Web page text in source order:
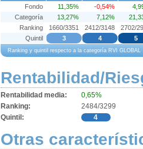
Ranking y quintil respecto a la categoría RVI GLOBAL
Fondo 11,35% -0,54%
Categoría
13,27% 7,12%
Ranking
1660/3351 2412/3148
2702/
Quintil
3 4 5
Rentabilidad/
Rentabilidad media:
0,65%
Ranking:
2484/3299
Quintil:
4
Otras